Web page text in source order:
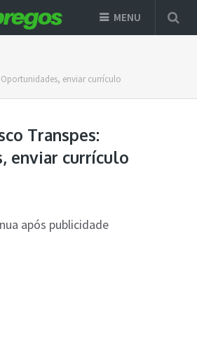
MENU
enviar currículo
Transpes:
enviar currículo
após publicidade